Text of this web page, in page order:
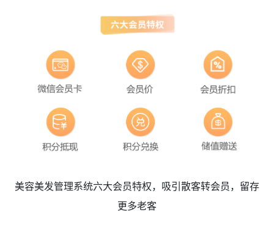
美容美发管理系统六大会员特权，吸引散客转会员，留存
更多老客